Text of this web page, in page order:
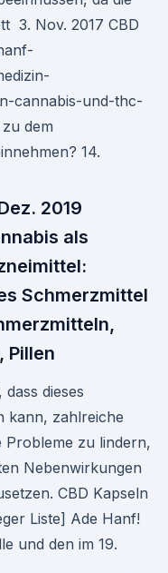
3. Nov. 2017 CBD
cannabis-und-thc-
dem
14.
2019
als
Schmerzmittel
Pillen
dieses
kann, zahlreiche
Probleme zu lindern,
Nebenwirkungen
CBD Kapseln
Liste] Ade Hanf!
und den im 19.